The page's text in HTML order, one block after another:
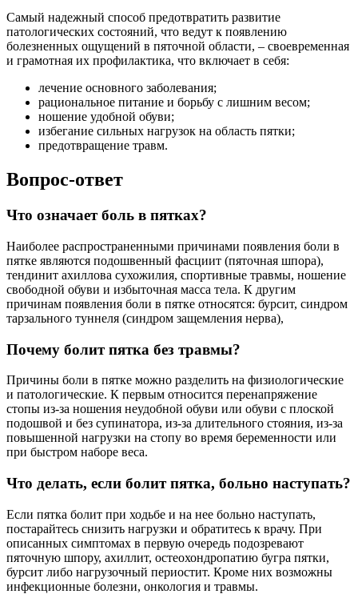
Самый надежный способ предотвратить развитие
патологических состояний, что ведут к появлению
болезненных ощущений в пяточной области, – своевременная
и грамотная их профилактика, что включает в себя:
лечение основного заболевания;
рациональное питание и борьбу с лишним весом;
ношение удобной обуви;
избегание сильных нагрузок на область пятки;
предотвращение травм.
Вопрос-ответ
Что означает боль в пятках?
Наиболее распространенными причинами появления боли в
пятке являются подошвенный фасциит (пяточная шпора),
тендинит ахиллова сухожилия, спортивные травмы, ношение
свободной обуви и избыточная масса тела. К другим
причинам появления боли в пятке относятся: бурсит, синдром
тарзального туннеля (синдром защемления нерва),
Почему болит пятка без травмы?
Причины боли в пятке можно разделить на физиологические
и патологические. К первым относится перенапряжение
стопы из-за ношения неудобной обуви или обуви с плоской
подошвой и без супинатора, из-за длительного стояния, из-за
повышенной нагрузки на стопу во время беременности или
при быстром наборе веса.
Что делать, если болит пятка, больно наступать?
Если пятка болит при ходьбе и на нее больно наступать,
постарайтесь снизить нагрузки и обратитесь к врачу. При
описанных симптомах в первую очередь подозревают
пяточную шпору, ахиллит, остеохондропатию бугра пятки,
бурсит либо нагрузочный периостит. Кроме них возможны
инфекционные болезни, онкология и травмы.